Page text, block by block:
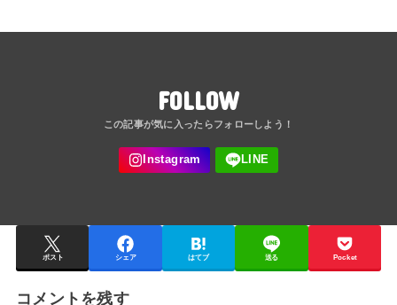
FOLLOW
ポスト シェア はてブ 送る Pocket
コメントを残す